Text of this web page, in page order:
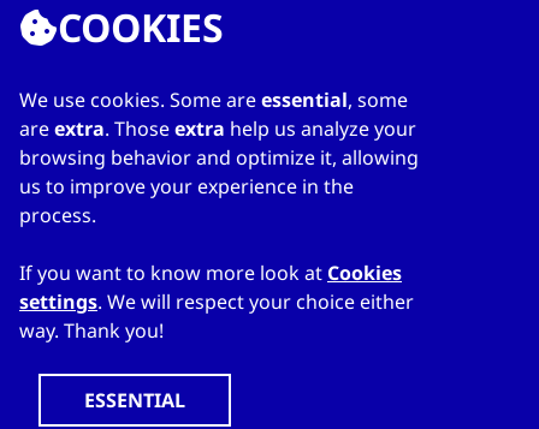
LINKS
Home
Über das Adressbuch
Meine Liste
COOKIES
We use cookies. Some areessential, some
areextra. Thoseextra help us analyze your
browsing behavior and optimize it, allowing
us to improve your experience in the
process.
If you want to know more look at Cookies
settings. We will respect your choice either
way. Thank you!